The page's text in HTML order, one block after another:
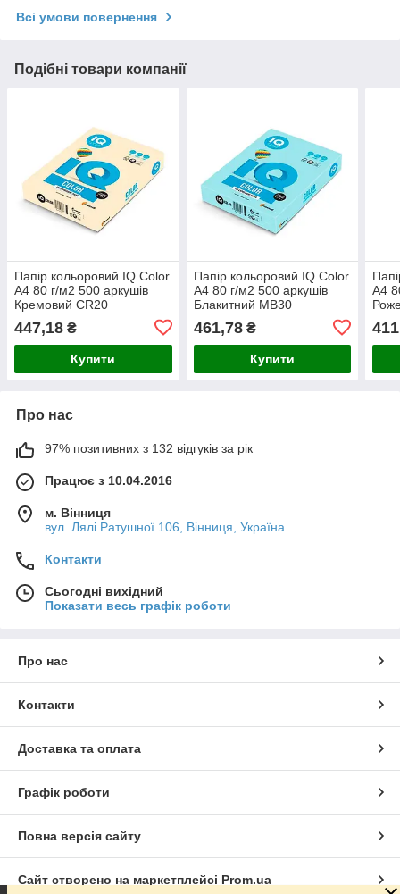
Всі умови повернення
Подібні товари компанії
Папір кольоровий IQ Color
A4 80 г/м2 500 аркушів
Кремовий CR20
447,18 ₴
Купити
Папір кольоровий IQ Color
A4 80 г/м2 500 аркушів
Блакитний MB30
461,78₴
Купити
A4
Про нас
97% позитивних з 132 відгуків за рік
Працює з 10.04.2016
м. Вінниця
вул. Лялі Ратушної 106, Вінниця, Україна
Контакти
Сьогодні вихідний
Показати весь графік роботи
Про нас
Контакти
Доставка та оплата
Графік роботи
Повна версія сайту
Сайт створено на маркетплейсі Prom.ua